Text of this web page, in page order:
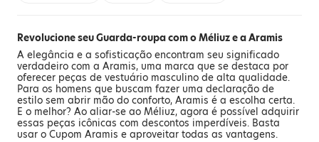
Revolucione seu Guarda-roupa com o Méliuz e a Aramis
A elegância e a sofisticação encontram seu significado
verdadeiro com a Aramis, uma marca que se destaca por
oferecer peças de vestuário masculino de alta qualidade.
Para os homens que buscam fazer uma declaração de
estilo sem abrir mão do conforto, Aramis é a escolha certa.
E o melhor? Ao aliar-se ao Méliuz, agora é possível adquirir
essas peças icônicas com descontos imperdíveis. Basta
usar o Cupom Aramis e aproveitar todas as vantagens.